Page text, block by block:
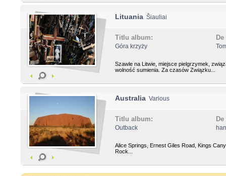
Lituania Šiauliai
Titlu album:
Góra krzyży
Szawle na Litwie, miejsce pielgrzymek,
wolność sumienia. Za czasów Związku...
Australia Various
Titlu album:
Outback
Alice Springs, Ernest Giles Road, Kings
Rock...